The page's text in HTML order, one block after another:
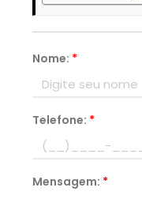
Nome: *
Telefone: *
Mensagem: *